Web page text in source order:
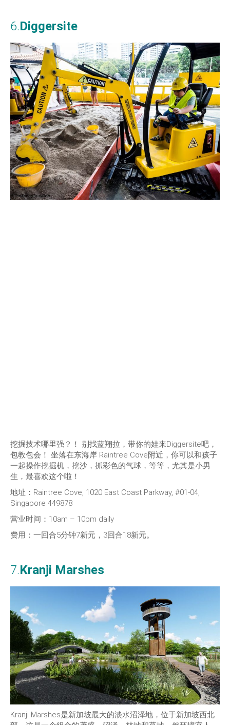
6.Diggersite
挖掘技术哪里强？！ 别找蓝翔拉，带你的娃来Diggersite吧，
包教包会！ 坐落在东海岸 Raintree Cove附近，你可以和孩子
一起操作挖掘机，挖沙，抓彩色的气球，等等，尤其是小男
生，最喜欢这个啦！
地址：Raintree Cove, 1020 East Coast Parkway, #01-04,
Singapore 449878
营业时间：10am – 10pm daily
费用：一回合5分钟7新元，3回合18新元。
7.Kranji Marshes
Kranji Marshes是新加坡最大的淡水沼泽地，位于新加坡西北